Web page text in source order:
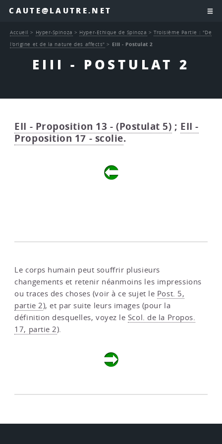
CAUTE@LAUTRE.NET
EIII - POSTULAT 2
Accueil > Hyper-Spinoza > Hyper-Ethique de Spinoza >Troisième Partie : "De
l’origine et de la nature des affects" > EIII - Postulat 2
EII - Proposition 13 - (Postulat 5) ; EII -
Proposition 17 - scolie.
Le corps humain peut souffrir plusieurs
changements et retenir néanmoins les impressions
ou traces des choses (voir à ce sujet le Post. 5,
partie 2), et par suite leurs images (pour la
définition desquelles, voyez le Scol. de la Propos.
17, partie 2).